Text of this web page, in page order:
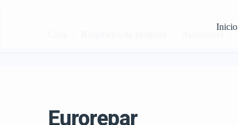
Inicio
Eurorepar